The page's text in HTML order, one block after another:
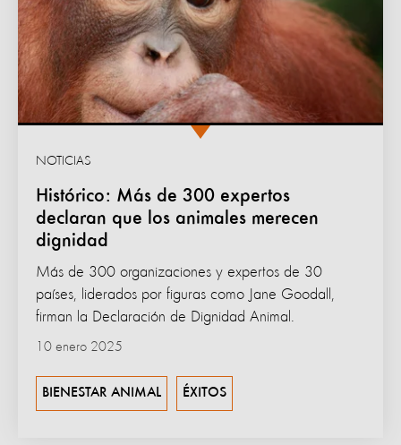
Histórico: Más de 300 expertos
declaran que los animales merecen
dignidad
NOTICIAS
Más de 300 organizaciones y expertos de 30
países, liderados por figuras como Jane Goodall,
firman la Declaración de Dignidad Animal.
10 enero 2025
BIENESTAR ANIMAL ÉXITOS